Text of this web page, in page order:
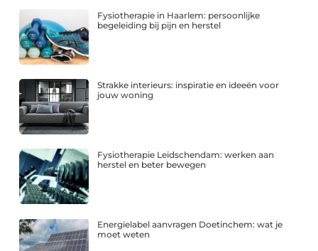
Fysiotherapie in Haarlem: persoonlijke
begeleiding bij pijn en herstel
Strakke interieurs: inspiratie en ideeën voor
jouw woning
Fysiotherapie Leidschendam: werken aan
herstel en beter bewegen
Energielabel aanvragen Doetinchem: wat je
moet weten